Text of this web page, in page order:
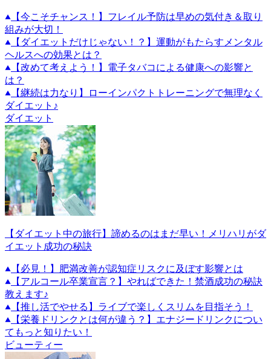
【今こそチャンス！】フレイル予防は早めの気付き＆取り
組みが大切！
【ダイエットだけじゃない！？】運動がもたらすメンタル
ヘルスへの効果とは？
【改めて考えよう！】電子タバコによる健康への影響と
は？
【継続は力なり】ローインパクトトレーニングで無理なく
ダイエット♪
ダイエット
【ダイエット中の旅行】諦めるのはまだ早い！メリハリがダ
イエット成功の秘訣
【必見！】肥満改善が認知症リスクに及ぼす影響とは
【アルコール卒業宣言？】やればできた！禁酒成功の秘訣
教えます♪
【推し活でやせる】ライブで楽しくスリムを目指そう！
【栄養ドリンクとは何が違う？】エナジードリンクについ
てもっと知りたい！
ビューティー